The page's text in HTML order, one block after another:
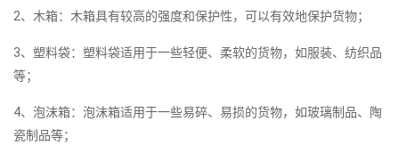
2、木箱：木箱具有较高的强度和保护性，可以有效地保护货物；
3、塑料袋：塑料袋适用于一些轻便、柔软的货物，如服装、纺织品
等；
4、泡沫箱：泡沫箱适用于一些易碎、易损的货物，如玻璃制品、陶
瓷制品等；